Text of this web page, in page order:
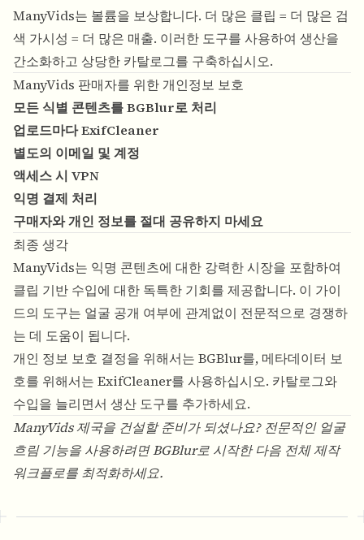
ManyVids는 볼륨을 보상합니다. 더 많은 클립 = 더 많은 검
색 가시성 = 더 많은 매출. 이러한 도구를 사용하여 생산을
간소화하고 상당한 카탈로그를 구축하십시오.
ManyVids 판매자를 위한 개인정보 보호
모든 식별 콘텐츠를 BGBlur로 처리
업로드마다 ExifCleaner
별도의 이메일 및 계정
액세스 시 VPN
익명 결제 처리
구매자와 개인 정보를 절대 공유하지 마세요
최종 생각
ManyVids는 익명 콘텐츠에 대한 강력한 시장을 포함하여
클립 기반 수입에 대한 독특한 기회를 제공합니다. 이 가이
드의 도구는 얼굴 공개 여부에 관계없이 전문적으로 경쟁하
는 데 도움이 됩니다.
개인 정보 보호 결정을 위해서는 BGBlur를, 메타데이터 보
호를 위해서는 ExifCleaner를 사용하십시오. 카탈로그와
수입을 늘리면서 생산 도구를 추가하세요.
ManyVids 제국을 건설할 준비가 되셨나요? 전문적인 얼굴
흐림 기능을 사용하려면BGBlur로 시작한 다음 전체 제작
워크플로를 최적화하세요.